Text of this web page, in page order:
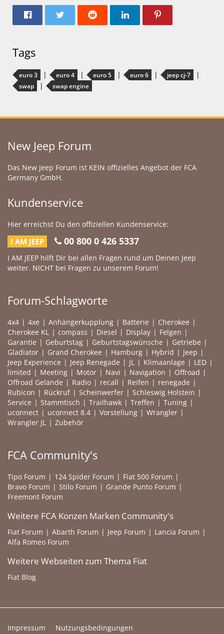
Tags
euro 3 euro 4 euro 5 euro 6
jeep cj-7
swap
swap engine
New Jeep Forum
Das New Jeep Forum ist KEIN offizielles Angebot der FCA
Germany GmbH.
Kundenservice
Hier erreichst Du den offiziellen Kundenservice:
I AM JEEP 00 800 0 426 5337
I AM JEEP hilft Dir bei allen Fragen rund um Deinen Jeep
weiter. NICHT bei Fragen zu unserem Forum!
Forum-Schlagworte
4x4 4xe Anhängerkupplung Batterie
Cherokee
Cherokee KL
compass Diesel Display
Felgen
Garantie
Geburtstag Geburtstagswünsche
Getriebe
Gladiator
Grand Cherokee Hamburg Hybrid
Jeep
Jeep Experience
Jeep Renegade JL Klimaanlage
LED
limited
Meeting Motor Navi Navigation
Offroad
Offroad Gelände
Radio recall Reifen
renegade
Rubicon
Rückruf Scheinwerfer
Schleswig Holstein
Service
Stammtisch Trailhawk Treffen
Tuning
uconnect
uconnect 8.4 Vorstellung
Wrangler
Wrangler JL
Zubehör
FCA Community's
Tipo Forum 124 Spider Forum
Fiat 500 Forum
Bravo Forum
Stilo Forum
Grande Punto Forum
Freemont Forum
Weitere FCA Konzen Marken Community's
Fiat Forum Abarth Forum Jeep Forum
Lancia Forum
Alfa Romeo Forum
Weitere Webseiten zum Thema Fiat
Fiat Blog
Impressum Nutzungsbedingungen